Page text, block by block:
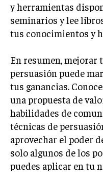
LOGÍSTICA
CALIDAD Y
TALENTOS
RECURSOS
TALENTO
DESARROLLO
GESTIÓN DEL
CULTURA Y
y herramientas
seminarios y lee
tus conocimientos y
En resumen, mejorar
persuasión puede
tus ganancias.
una propuesta de
habilidades de
técnicas de
aprovechar el poder
solo algunos de los
puedes aplicar en tu